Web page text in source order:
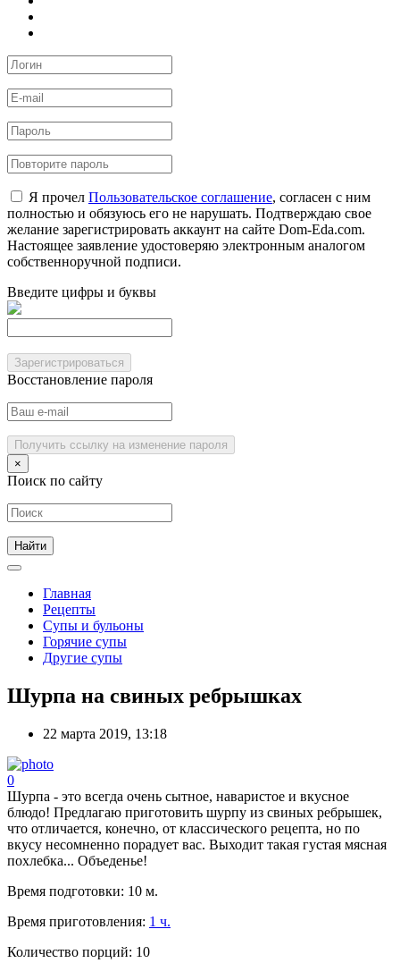
Я прочел Пользовательское соглашение, согласен с ним
полностью и обязуюсь его не нарушать. Подтверждаю свое
желание зарегистрировать аккаунт на сайте Dom-Eda.com.
Настоящее заявление удостоверяю электронным аналогом
собственноручной подписи.
Введите цифры и буквы
Зарегистрироваться
Восстановление пароля
Получить ссылку на изменение пароля
×
Поиск по сайту
Главная
Рецепты
Супы и бульоны
Горячие супы
Другие супы
Шурпа на свиных ребрышках
22 марта 2019, 13:18
0
Шурпа - это всегда очень сытное, наваристое и вкусное
блюдо! Предлагаю приготовить шурпу из свиных ребрышек,
что отличается, конечно, от классического рецепта, но по
вкусу несомненно порадует вас. Выходит такая густая мясная
похлебка... Объеденье!
Время подготовки: 10 м.
Время приготовления: 1 ч.
Количество порций: 10